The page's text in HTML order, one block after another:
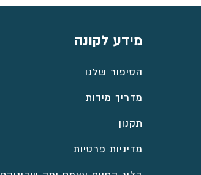
מידע לקונה
הסיפור שלנו
מדריך מידות
תקנון
מדיניות פרטיות